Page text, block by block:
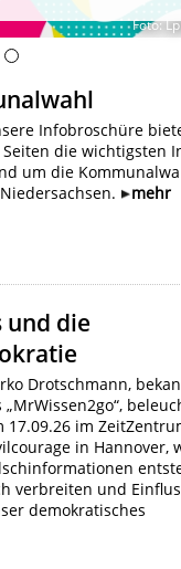
Foto:
Infobroschüre
Seiten die wichtigsten
um die
mehr
und die
Drotschmann,
„MrWissen2go“,
17.09.26 im
in Hannover,
verbreiten und
demokratisches